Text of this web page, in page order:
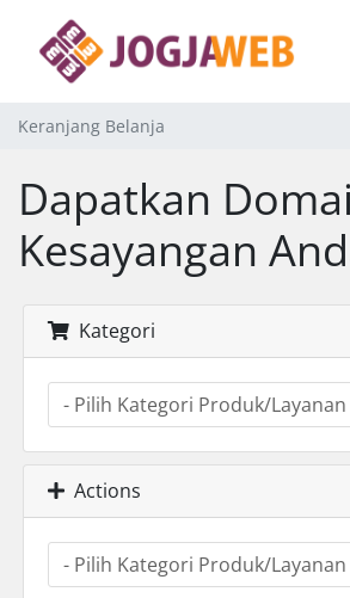
Keranjang Belanja
Dapatkan
Kesayangan
Kategori
Actions